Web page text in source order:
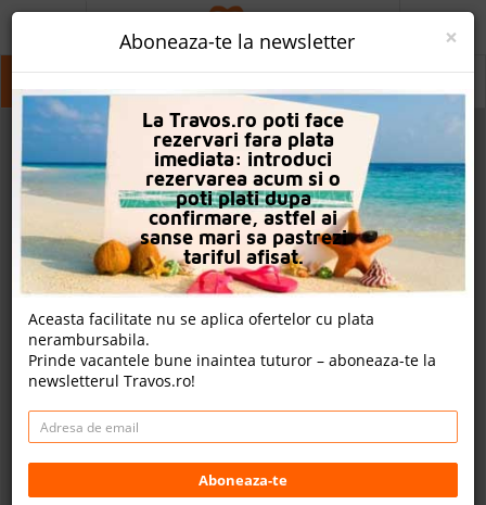
Icmeler Marmaris Icmeler Marmaris Icmeler Marmaris
PROMO
CAUTA REZERVARE
OFERTA PERSONALIZATA
DESPRE NOI
LOGIN
CAZARE
CHARTER AVION
CAZARE + AUTOCAR
CONTACT
×
Aboneaza-te la newsletter
La Travos.ro poti face
rezervari fara plata
imediata: introduci
rezervarea acum si o
poti plati dupa
confirmare, astfel ai
sanse mari sa pastrezi
tariful afisat.
Aceasta facilitate nu se aplica ofertelor cu plata
nerambursabila.
Prinde vacantele bune inaintea tuturor – aboneaza-te la
newsletterul Travos.ro!
Aboneaza-te